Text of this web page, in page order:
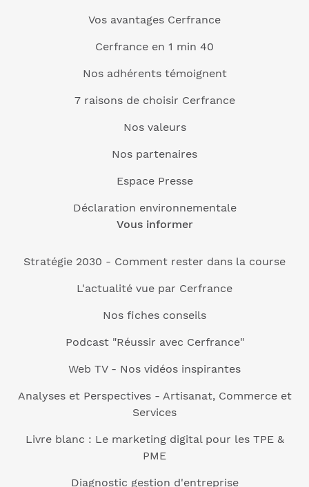
Vos avantages Cerfrance
Cerfrance en 1 min 40
Nos adhérents témoignent
7 raisons de choisir Cerfrance
Nos valeurs
Nos partenaires
Espace Presse
Déclaration environnementale
Vous informer
Stratégie 2030 - Comment rester dans la course
L'actualité vue par Cerfrance
Nos fiches conseils
Podcast "Réussir avec Cerfrance"
Web TV - Nos vidéos inspirantes
Analyses et Perspectives - Artisanat, Commerce et
Services
Livre blanc : Le marketing digital pour les TPE &
PME
Diagnostic gestion d'entreprise